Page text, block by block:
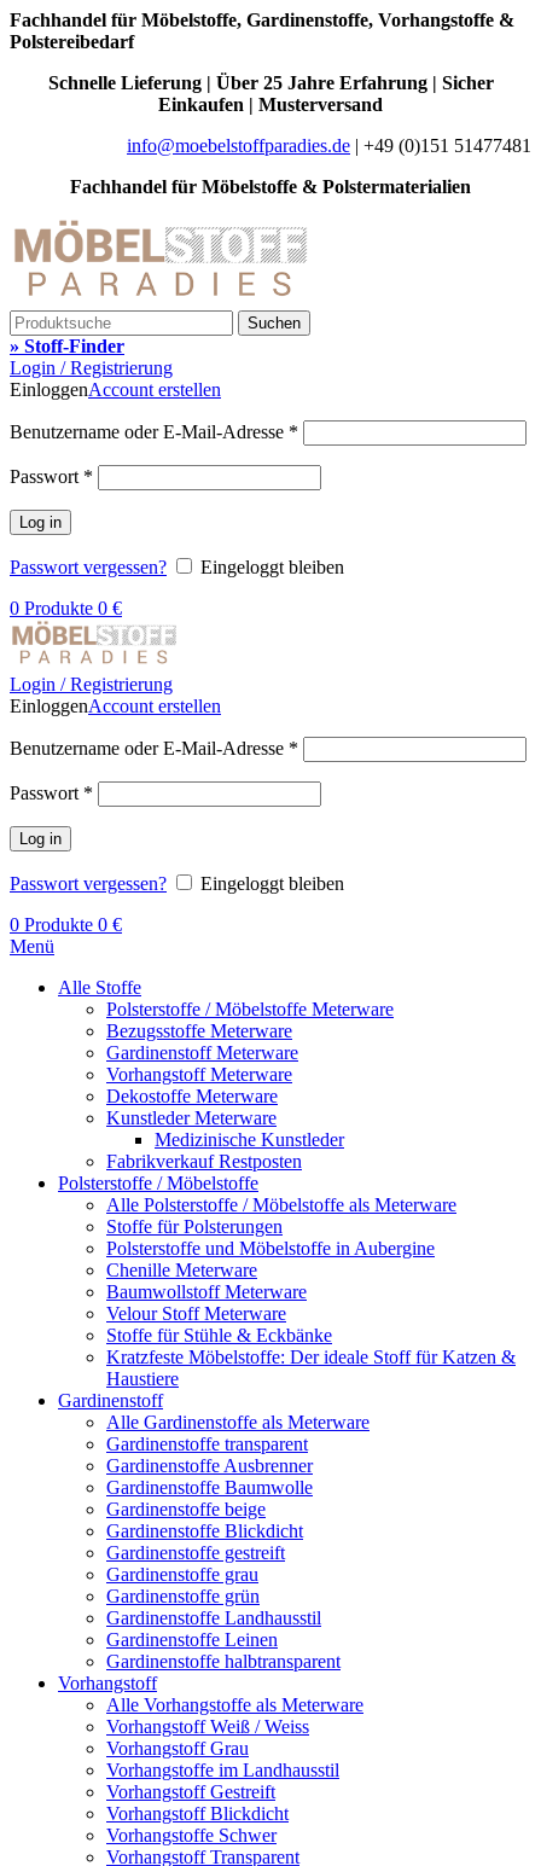
Fachhandel für Möbelstoffe, Gardinenstoffe, Vorhangstoffe &
Polstereibedarf
Schnelle Lieferung | Über 25 Jahre Erfahrung | Sicher
Einkaufen | Musterversand
info@moebelstoffparadies.de | +49 (0)151 51477481
Fachhandel für Möbelstoffe & Polstermaterialien
Suchen
» Stoff-Finder
Login / Registrierung
EinloggenAccount erstellen
Benutzername oder E-Mail-Adresse *
Passwort *
Log in
Passwort vergessen?
Eingeloggt bleiben
0 Produkte 0 €
Login / Registrierung
EinloggenAccount erstellen
Benutzername oder E-Mail-Adresse *
Passwort *
Log in
Passwort vergessen?
Eingeloggt bleiben
0 Produkte 0 €
Menü
Alle Stoffe
Polsterstoffe / Möbelstoffe Meterware
Bezugsstoffe Meterware
Gardinenstoff Meterware
Vorhangstoff Meterware
Dekostoffe Meterware
Kunstleder Meterware
Medizinische Kunstleder
Fabrikverkauf Restposten
Polsterstoffe / Möbelstoffe
Alle Polsterstoffe / Möbelstoffe als Meterware
Stoffe für Polsterungen
Polsterstoffe und Möbelstoffe in Aubergine
Chenille Meterware
Baumwollstoff Meterware
Velour Stoff Meterware
Stoffe für Stühle & Eckbänke
Kratzfeste Möbelstoffe: Der ideale Stoff für Katzen &
Haustiere
Gardinenstoff
Alle Gardinenstoffe als Meterware
Gardinenstoffe transparent
Gardinenstoffe Ausbrenner
Gardinenstoffe Baumwolle
Gardinenstoffe beige
Gardinenstoffe Blickdicht
Gardinenstoffe gestreift
Gardinenstoffe grau
Gardinenstoffe grün
Gardinenstoffe Landhausstil
Gardinenstoffe Leinen
Gardinenstoffe halbtransparent
Vorhangstoff
Alle Vorhangstoffe als Meterware
Vorhangstoff Weiß / Weiss
Vorhangstoff Grau
Vorhangstoffe im Landhausstil
Vorhangstoff Gestreift
Vorhangstoff Blickdicht
Vorhangstoffe Schwer
Vorhangstoff Transparent